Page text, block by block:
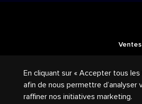
logos reliés
En cliquant sur « Accepter tous
afin de nous permettre
raffiner nos initiatives marketing.